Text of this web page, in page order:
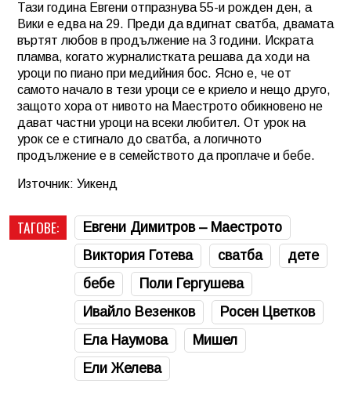
Тази година Евгени отпразнува 55-и рожден ден, а
Вики е едва на 29. Преди да вдигнат сватба, двамата
въртят любов в продължение на 3 години. Искрата
пламва, когато журналистката решава да ходи на
уроци по пиано при медийния бос. Ясно е, че от
самото начало в тези уроци се е криело и нещо друго,
защото хора от нивото на Маестрото обикновено не
дават частни уроци на всеки любител. От урок на
урок се е стигнало до сватба, а логичното
продължение е в семейството да проплаче и бебе.
Източник: Уикенд
ТАГОВЕ:
Евгени Димитров – Маестрото
Виктория Готева
сватба
дете
бебе
Поли Гергушева
Ивайло Везенков
Росен Цветков
Ела Наумова
Мишел
Ели Желева